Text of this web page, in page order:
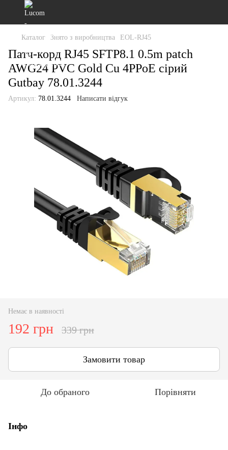
Каталог Знято з виробництва EOL-RJ45
Патч-корд RJ45 SFTP8.1 0.5m patch
AWG24 PVC Gold Cu 4PPoE сірий
Gutbay 78.01.3244
Артикул: 78.01.3244 Написати відгук
Немає в наявності
192 грн 339 грн
Замовити товар
До обраного Порівняти
Інфо